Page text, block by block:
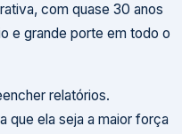
com quase 30 anos
e grande porte em todo o
relatórios.
que ela seja a maior força